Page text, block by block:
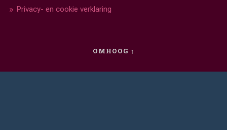
Privacy- en cookie verklaring
OMHOOG ↑